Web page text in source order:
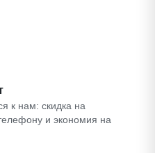
к нам: скидка на
и экономия на